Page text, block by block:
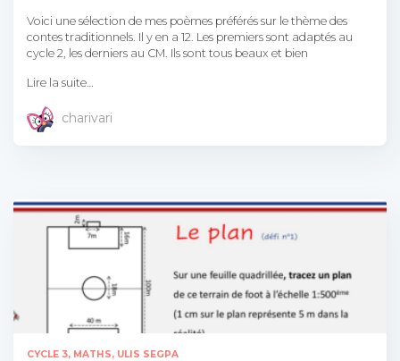
Voici une sélection de mes poèmes préférés sur le thème des
contes traditionnels. Il y en a 12. Les premiers sont adaptés au
cycle 2, les derniers au CM. Ils sont tous beaux et bien
Lire la suite…
charivari
CYCLE 3 MATHS ULIS SEGPA